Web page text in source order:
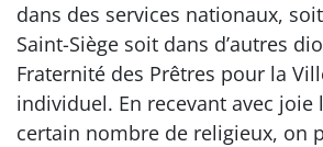
dans des services nationaux,
Saint-Siège soit dans d’autres
Fraternité des Prêtres pour la
individuel. En recevant avec joie
certain nombre de religieux, on